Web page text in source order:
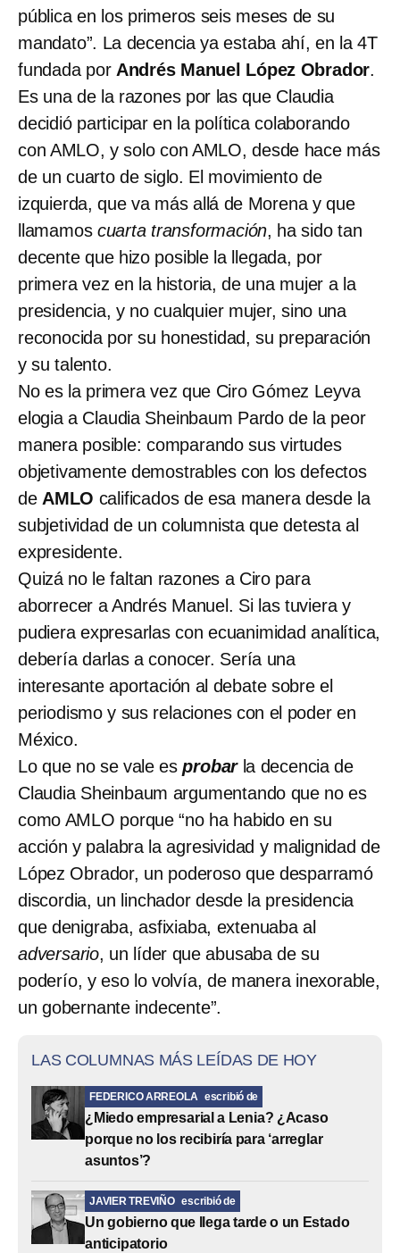
pública en los primeros seis meses de su
mandato”. La decencia ya estaba ahí, en la 4T
fundada por Andrés Manuel López Obrador.
Es una de la razones por las que Claudia
decidió participar en la política colaborando
con AMLO, y solo con AMLO, desde hace más
de un cuarto de siglo. El movimiento de
izquierda, que va más allá de Morena y que
llamamos cuarta transformación, ha sido tan
decente que hizo posible la llegada, por
primera vez en la historia, de una mujer a la
presidencia, y no cualquier mujer, sino una
reconocida por su honestidad, su preparación
y su talento.
No es la primera vez que Ciro Gómez Leyva
elogia a Claudia Sheinbaum Pardo de la peor
manera posible: comparando sus virtudes
objetivamente demostrables con los defectos
de AMLO calificados de esa manera desde la
subjetividad de un columnista que detesta al
expresidente.
Quizá no le faltan razones a Ciro para
aborrecer a Andrés Manuel. Si las tuviera y
pudiera expresarlas con ecuanimidad analítica,
debería darlas a conocer. Sería una
interesante aportación al debate sobre el
periodismo y sus relaciones con el poder en
México.
Lo que no se vale esprobarla decencia de
Claudia Sheinbaum argumentando que no es
como AMLO porque “no ha habido en su
acción y palabra la agresividad y malignidad de
López Obrador, un poderoso que desparramó
discordia, un linchador desde la presidencia
que denigraba, asfixiaba, extenuaba al
adversario, un líder que abusaba de su
poderío, y eso lo volvía, de manera inexorable,
un gobernante indecente”.
LAS COLUMNAS MÁS LEÍDAS DE HOY
FEDERICO ARREOLA escribió de
¿Miedo empresarial a Lenia? ¿Acaso
porque no los recibiría para ‘arreglar
asuntos’?
JAVIER TREVIÑO escribió de
Un gobierno que llega tarde o un Estado
anticipatorio